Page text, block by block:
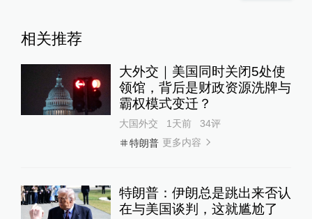
相关推荐
大外交｜美国同时关闭5处使
领馆，背后是财政资源洗牌与
霸权模式变迁？
大国外交 1天前 34评
特朗普 更多内容
特朗普：伊朗总是跳出来否认
在与美国谈判，这就尴尬了